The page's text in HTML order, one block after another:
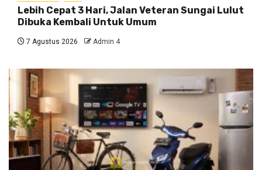
Lebih Cepat 3 Hari, Jalan Veteran Sungai Lulut
Dibuka Kembali Untuk Umum
7 Agustus 2026 Admin 4